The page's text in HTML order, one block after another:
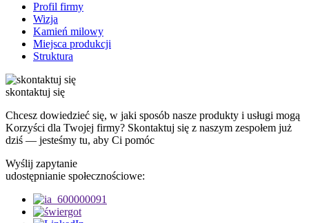
Profil firmy
Wizja
Kamień milowy
Miejsca produkcji
Struktura
skontaktuj się
Chcesz dowiedzieć się, w jaki sposób nasze produkty i usługi mogą
Korzyści dla Twojej firmy? Skontaktuj się z naszym zespołem już
dziś — jesteśmy tu, aby Ci pomóc
Wyślij zapytanie
udostępnianie społecznościowe: